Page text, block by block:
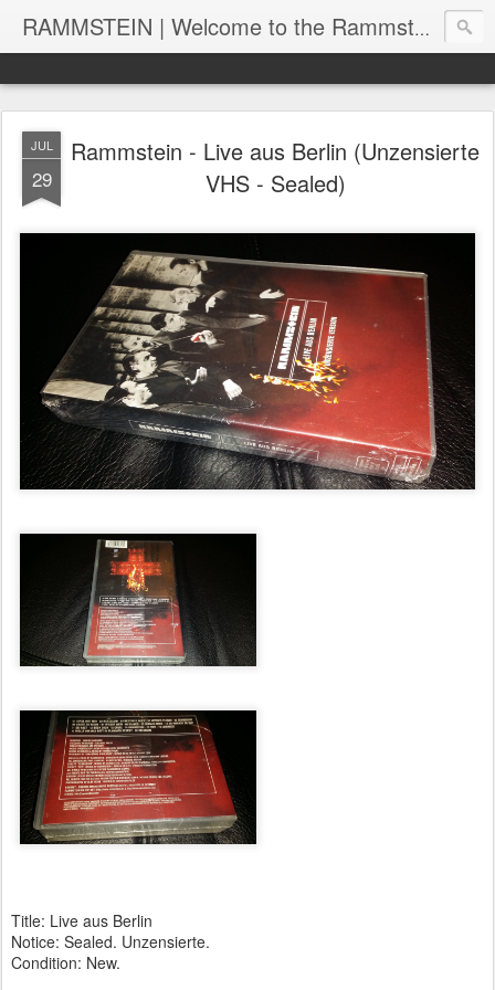
RAMMSTEIN | Welcome to the Rammstein collection by RC
JUL
29
Rammstein - Live aus Berlin (Unzensierte
VHS - Sealed)
Title: Live aus Berlin
Notice: Sealed. Unzensierte.
Condition: New.